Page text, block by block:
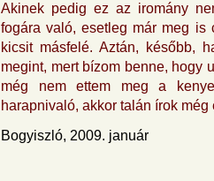
Akinek pedig ez az iromány
fogára való, esetleg már meg is
kicsit másfelé. Aztán, később,
megint, mert bízom benne, hogy
még nem ettem meg a
harapnivaló, akkor talán írok még
Bogyiszló, 2009. január